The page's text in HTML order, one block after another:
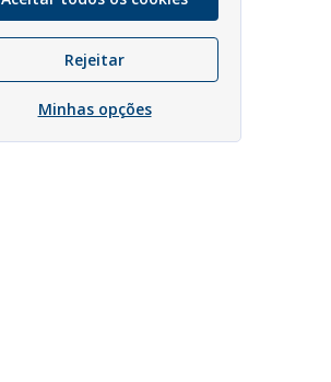
Rejeitar
Minhas opções